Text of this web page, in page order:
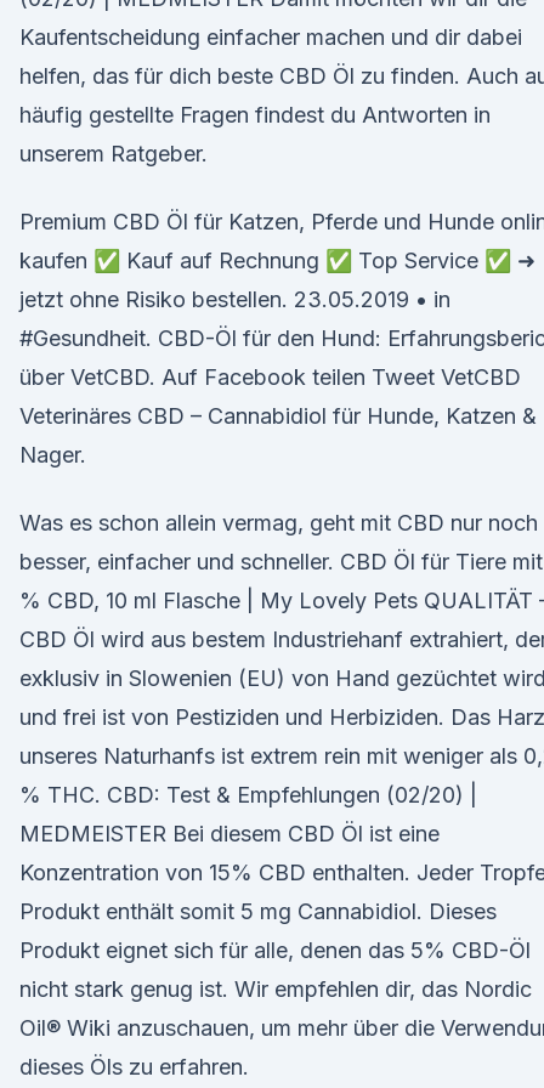
Kaufentscheidung einfacher machen und dir dabei
helfen, das für dich beste CBD Öl zu finden. Auch
häufig gestellte Fragen findest du Antworten in
unserem Ratgeber.
Premium CBD Öl für Katzen, Pferde und Hunde
kaufen ✅ Kauf auf Rechnung ✅ Top Service ✅ ➜
jetzt ohne Risiko bestellen. 23.05.2019 • in
#Gesundheit. CBD-Öl für den Hund:
über VetCBD. Auf Facebook teilen Tweet VetCBD
Veterinäres CBD – Cannabidiol für Hunde, Katzen &
Nager.
Was es schon allein vermag, geht mit CBD nur noch
besser, einfacher und schneller. CBD Öl für Tiere
% CBD, 10 ml Flasche | My Lovely Pets QUALITÄT
CBD Öl wird aus bestem Industriehanf extrahiert,
exklusiv in Slowenien (EU) von Hand gezüchtet wird
und frei ist von Pestiziden und Herbiziden. Das Harz
unseres Naturhanfs ist extrem rein mit weniger als
% THC. CBD: Test & Empfehlungen (02/20) |
MEDMEISTER Bei diesem CBD Öl ist eine
Konzentration von 15% CBD enthalten. Jeder
Produkt enthält somit 5 mg Cannabidiol. Dieses
Produkt eignet sich für alle, denen das 5% CBD-Öl
nicht stark genug ist. Wir empfehlen dir, das Nordic
Oil® Wiki anzuschauen, um mehr über die
dieses Öls zu erfahren.